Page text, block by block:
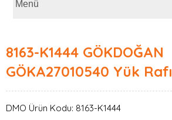
8163-K1444 GÖKDOĞAN
GÖKA27010540 Yük Rafı
DMO Ürün Kodu: 8163-K1444